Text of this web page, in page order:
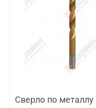
Сверло по